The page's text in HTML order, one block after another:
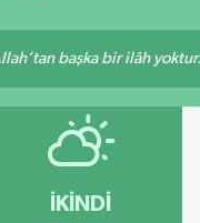
başka bir ilâh
İKINDI